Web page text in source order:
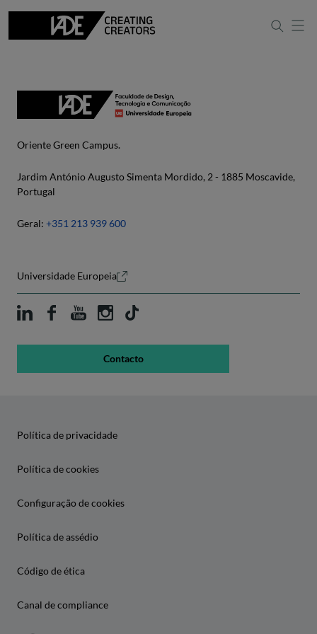
Oriente Green Campus.
Jardim António Augusto Simenta Mordido, 2 - 1885 Moscavide,
Portugal
Geral: +351 213 939 600
Universidade Europeia
Contacto
Política de privacidade
Política de cookies
Configuração de cookies
Política de assédio
Código de ética
Canal de compliance